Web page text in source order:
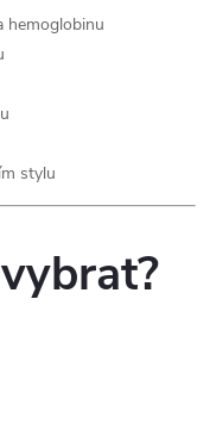
hemoglobinu
stylu